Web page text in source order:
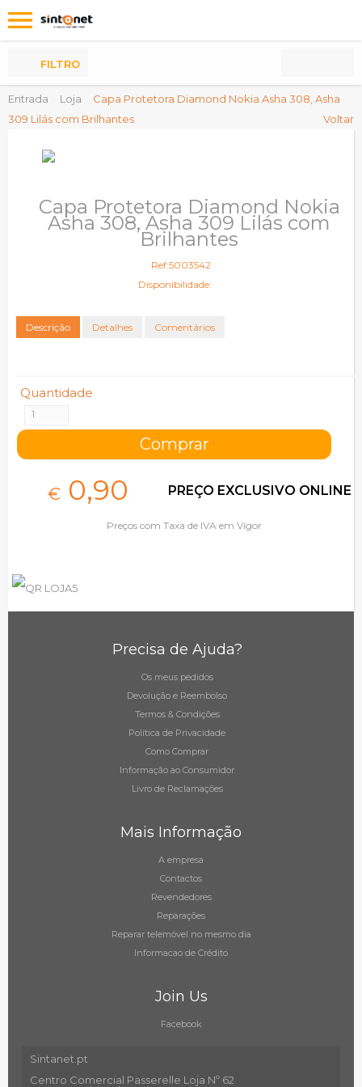
Entrada Loja
Capa Protetora Diamond Nokia Asha 308, Asha
309 Lilás com Brilhantes
Voltar
FILTRO
Capa Protetora Diamond Nokia
Asha 308, Asha 309 Lilás com
Brilhantes
Ref:5003542
Disponibilidade:
Descrição Detalhes Comentários
Quantidade
€ 0,90 PREÇO EXCLUSIVO ONLINE
Preços com Taxa de IVA em Vigor
Precisa de Ajuda?
Os meus pedidos
Devolução e Reembolso
Termos & Condições
Política de Privacidade
Como Comprar
Informação ao Consumidor
Livro de Reclamações
Mais Informação
A empresa
Contactos
Revendedores
Reparações
Reparar telemóvel no mesmo dia
Informacao de Crédito
Join Us
Facebook
Sintanet.pt
Centro Comercial Passerelle Loja Nº 62